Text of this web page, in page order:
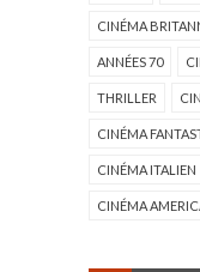
CINÉMA
ANNÉES 70
THRILLER
CINÉMA
CINÉMA ITALIEN
CINÉMA